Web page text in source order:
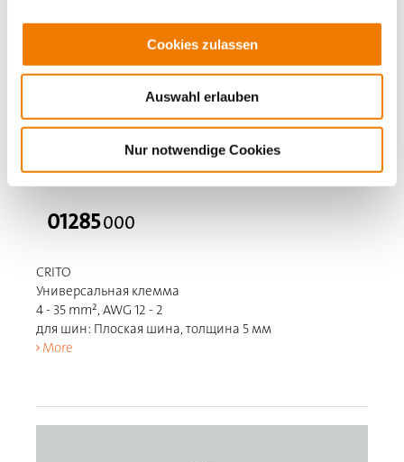
Cookies zulassen
Auswahl erlauben
Nur notwendige Cookies
01285000
CRITO
Универсальная клемма
4 - 35 mm², AWG 12 - 2
для шин: Плоская шина, толщина 5 мм
More